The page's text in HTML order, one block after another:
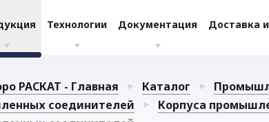
Технологии Документация Доставка
РАСКАТ - Главная Каталог
соединителей
Корпуса